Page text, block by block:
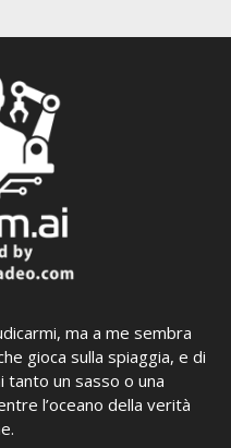
ma a me sembra
gioca sulla spiaggia, e di
un sasso o una
l’oceano della verità